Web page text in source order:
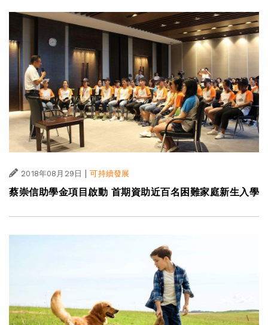
2018年08月29日 | 可持續發展
蔡崇信助學金項目啟動 首期資助近百名困難家庭新生入學